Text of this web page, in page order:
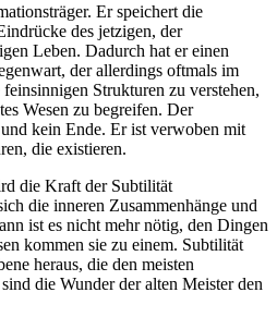
Er speichert die
des jetzigen, der
Leben. Dadurch hat er einen
der allerdings oftmals im
Strukturen zu verstehen,
Wesen zu begreifen. Der
kein Ende. Er ist verwoben mit
die existieren.
die Kraft der Subtilität
die inneren Zusammenhänge und
ist es nicht mehr nötig, den Dingen
kommen sie zu einem. Subtilität
heraus, die den meisten
die Wunder der alten Meister den